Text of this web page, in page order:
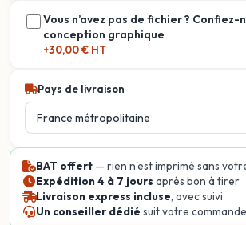
Vous n’avez pas de fichier ? Confiez-
conception graphique
+30,00 € HT
Pays de livraison
BAT offert — rien n'est imprimé sans
Expédition 4 à 7 jours après bon à tirer
Livraison express incluse, avec suivi
Un conseiller dédié suit votre